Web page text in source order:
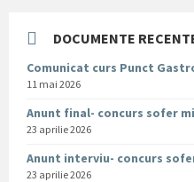
DOCUMENTE
Comunicat curs Punct
11 mai 2026
Anunt final- concurs sofer
23 aprilie 2026
Anunt interviu- concurs
23 aprilie 2026